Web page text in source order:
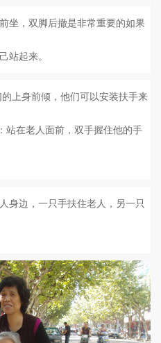
坐，双脚后撤是非常重要的如果
站起来。
上身前倾，他们可以安装扶手来
站在老人面前，双手握住他的手
身边，一只手扶住老人，另一只